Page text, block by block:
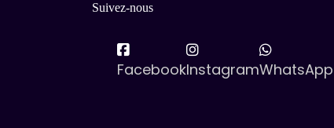
Suivez-nous
FacebookInstagramWhatsApp